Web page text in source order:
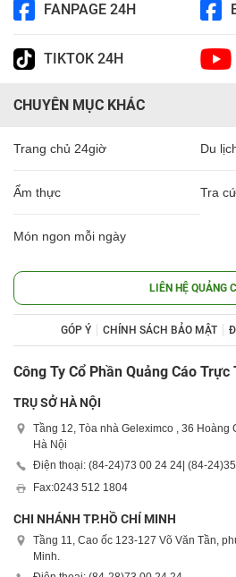
FANPAGE 24H
TIKTOK 24H
CHUYÊN MỤC KHÁC
Trang chủ 24giờ Du
Ẩm thực Tra
Món ngon mỗi ngày
LIÊN HỆ QUẢNG
GÓP Ý CHÍNH SÁCH BẢO MẬT
Công Ty Cổ Phần Quảng Cáo Trực
TRỤ SỞ HÀ NỘI
Tầng 12, Tòa nhà Geleximco , 36 Hoàng
Hà Nội
Điện thoại: (84-24)73 00 24 24| (84-24)
Fax:0243 512 1804
CHI NHÁNH TP.HỒ CHÍ MINH
Tầng 11, Cao ốc 123-127 Võ Văn Tần,
Minh.